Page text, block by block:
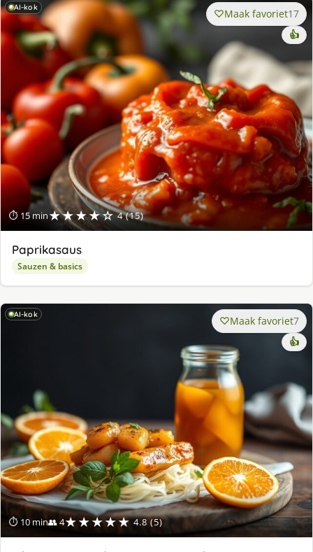
AI-kok
⏱ 15 min★★★★☆ 4 (15)
Maak favoriet17
👍
Paprikasaus
Sauzen & basics
AI-kok
⏱ 10 min👥 4★★★★★ 4.8 (5)
Maak favoriet7
👍